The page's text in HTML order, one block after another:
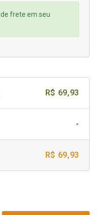
frete em seu
R$ 69,93
-
R$ 69,93